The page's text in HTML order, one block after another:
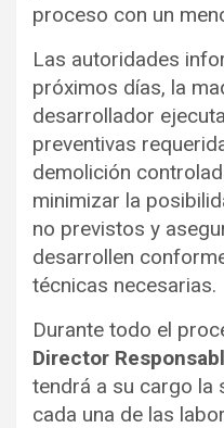
proceso con un
Las autoridades
próximos días, la
desarrollador
preventivas
demolición
minimizar la
no previstos y
desarrollen
técnicas necesarias.
Durante todo el
Director
tendrá a su cargo la
cada una de las